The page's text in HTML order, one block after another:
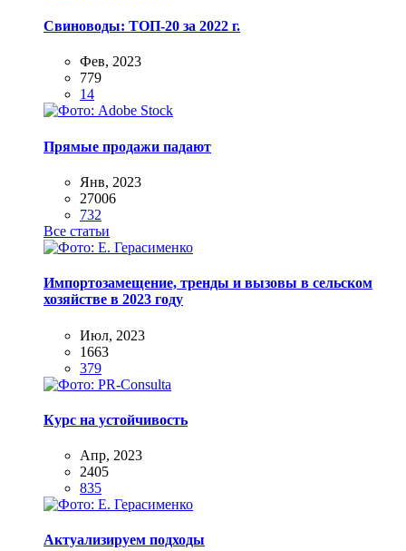
Свиноводы: ТОП-20 за 2022 г.
Фев, 2023
779
14
Прямые продажи падают
Янв, 2023
27006
732
Все статьи
Импортозамещение, тренды и вызовы в сельском
хозяйстве в 2023 году
Июл, 2023
1663
379
Курс на устойчивость
Апр, 2023
2405
835
Актуализируем подходы